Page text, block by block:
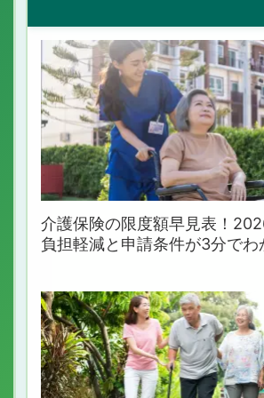
介護保険の限度額早見表！
負担軽減と申請条件が3分でわ